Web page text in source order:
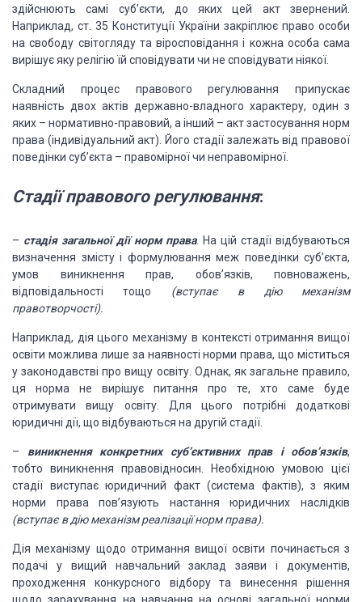
здійснюють самі суб’єкти, до яких цей акт звернений.
Наприклад, ст. 35 Конституції України закріплює право особи
на свободу світогляду та віросповідання і кожна особа сама
вирішує якурелігію їй сповідувати чи не сповідувати ніякої.
Складний процес правового регулювання припускає
наявність двох актів державно-владного характеру, один з
яких – нормативно-правовий, а інший – акт застосування норм
права (індивідуальний акт). Його стадії залежать від правової
поведінки суб’єкта – правомірної чи неправомірної.
Стадії правового регулювання:
– стадія загальної дії норм права. На цій стадії відбуваються
визначення змісту і формулювання меж поведінки суб’єкта,
умов виникнення прав, обов’язків, повноважень,
відповідальності тощо (вступаєв дію механізм
правотворчості).
Наприклад, дія цього механізму в контексті отримання вищої
освіти можлива лише за наявності норми права, що міститься
у законодавстві провищу освіту. Однак, як загальне правило,
ця норма не вирішує питання про те, хто саме буде
отримувати вищу освіту. Для цього потрібні додаткові
юридичні дії, що відбуваються на другій стадії.
– виникнення конкретнихсуб’єктивних прав і обов’язків,
тобто виникнення правовідносин. Необхідною умовою цієї
стадії виступає юридичний факт (система фактів), з яким
норми права пов’язують настання юридичних наслідків
(вступає в дію механізм реалізаціїнорм права).
Дія механізму щодо отримання вищої освіти починається з
подачі у вищий навчальний заклад заяви і документів,
проходження конкурсного відбору та винесення рішення